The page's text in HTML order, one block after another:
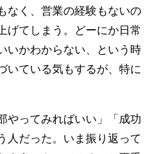
なく、営業の経験もないの
げてしまう。どーにか日常
いかわからない、という時
いている気もするが、特に
やってみればいい」「成功
人だった。いま振り返って